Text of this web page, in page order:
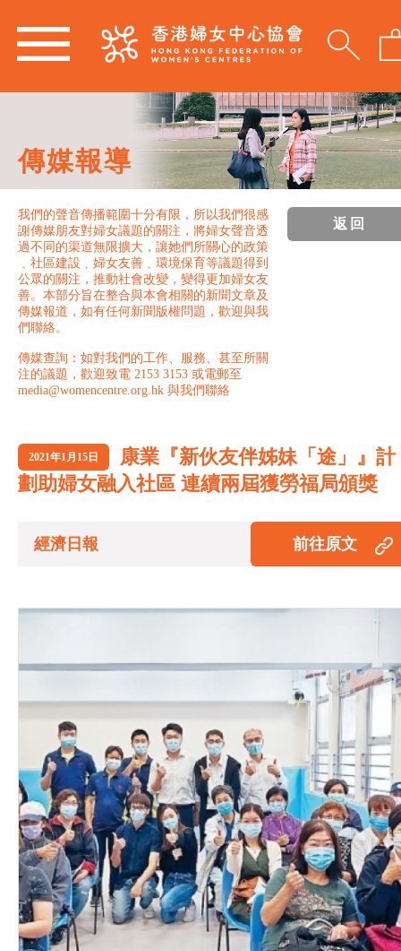
傳媒報導
我們的聲音傳播範圍十分有限，所以我們很感
謝傳媒朋友對婦女議題的關注，將婦女聲音透
過不同的渠道無限擴大，讓她們所關心的政策
﹑社區建設﹑婦女友善﹑環境保育等議題得到
公眾的關注，推動社會改變，變得更加婦女友
善。本部分旨在整合與本會相關的新聞文章及
傳媒報道，如有任何新聞版權問題，歡迎與我
們聯絡。
傳媒查詢：如對我們的工作、服務、甚至所關
注的議題，歡迎致電 2153 3153 或電郵至
media@womencentre.org.hk 與我們聯絡
返回
2021年1月15日
康業『新伙友伴姊妹「途」』計
劃助婦女融入社區 連續兩屆獲勞福局頒獎
經濟日報 前往原文